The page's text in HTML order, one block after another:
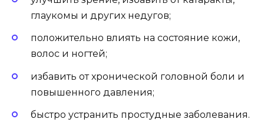
глаукомы и других недугов;
положительно влиять на состояние кожи,
волос и ногтей;
избавить от хронической головной боли и
повышенного давления;
быстро устранить простудные заболевания.